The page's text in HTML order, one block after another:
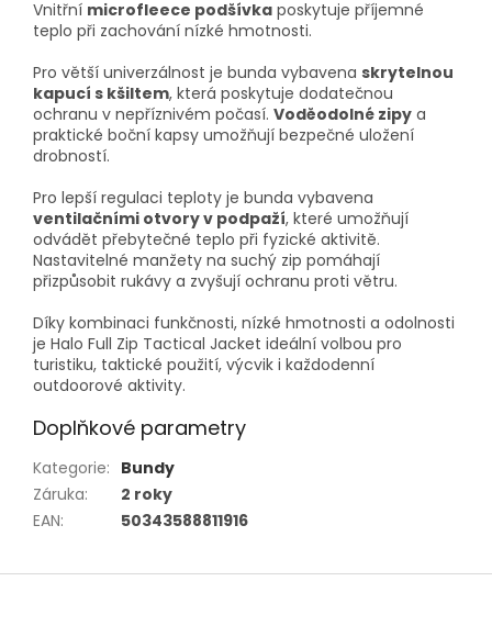
Vnitřní microfleece podšívka poskytuje příjemné
teplo při zachování nízké hmotnosti.
Pro větší univerzálnost je bunda vybavena skrytelnou
kapucí s kšiltem, která poskytuje dodatečnou
ochranu v nepříznivém počasí. Voděodolné zipy a
praktické boční kapsy umožňují bezpečné uložení
drobností.
Pro lepší regulaci teploty je bunda vybavena
ventilačními otvory v podpaží, které umožňují
odvádět přebytečné teplo při fyzické aktivitě.
Nastavitelné manžety na suchý zip pomáhají
přizpůsobit rukávy a zvyšují ochranu proti větru.
Díky kombinaci funkčnosti, nízké hmotnosti a odolnosti
je Halo Full Zip Tactical Jacket ideální volbou pro
turistiku, taktické použití, výcvik i každodenní
outdoorové aktivity.
Doplňkové parametry
Kategorie: Bundy
Záruka:
2 roky
EAN: 50343588811916
Z